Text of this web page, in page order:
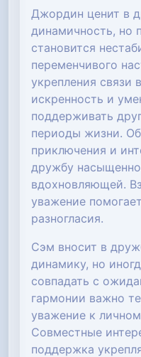
Джордин ценит в
динамичность, но
становится
переменчивого
укрепления связи
искренность и
поддерживать
периоды жизни.
приключения и
дружбу
вдохновляющей.
уважение
разногласия.
Сэм вносит в
динамику, но
совпадать с
гармонии важно
уважение к
Совместные
поддержка